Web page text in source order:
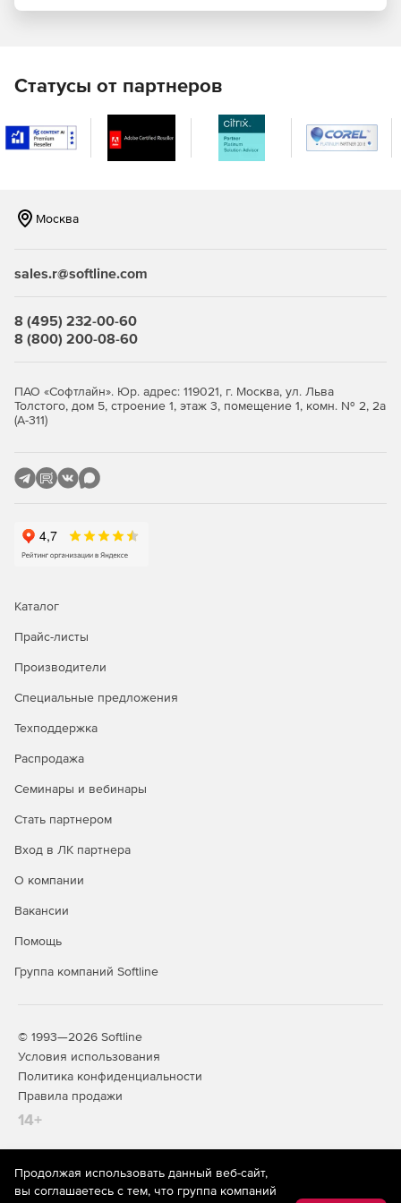
MDaemon ActiveSync обеспечивает высочайший уровень
интеграции с новейшими мобильными устройствами,
включая iPhone/iPad, BlackBerry 10, Android и Windows
Mobile/Windows Phone, и является доступным для
Статусы от партнеров
Москва
sales.r@softline.com
8 (495) 232-00-60
8 (800) 200-08-60
ПАО «Софтлайн». Юр. адрес: 119021, г. Москва, ул. Льва
Толстого, дом 5, строение 1, этаж 3, помещение 1, комн. № 2, 2а
(А-311)
Каталог
Прайс-листы
Производители
Специальные предложения
Техподдержка
Распродажа
Семинары и вебинары
Стать партнером
Вход в ЛК партнера
О компании
Вакансии
Помощь
Группа компаний Softline
© 1993—2026 Softline
Условия использования
Политика конфиденциальности
Правила продажи
14+
На информационном ресурсе store.softline.ru применяются
рекомендательные технологии(информационные технологии
Продолжая использовать данный веб-сайт,
вы соглашаетесь с тем, что группа компаний